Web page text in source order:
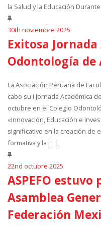
la Salud y la Educación
30th noviembre 2025
Exitosa
Odontología de
La Asociación Peruana de
cabo su I Jornada Académica
octubre en el Colegio
«Innovación, Educación e
significativo en la creación de
formativa y la […]
22nd octubre 2025
ASPEFO estuvo
Asamblea
Federación